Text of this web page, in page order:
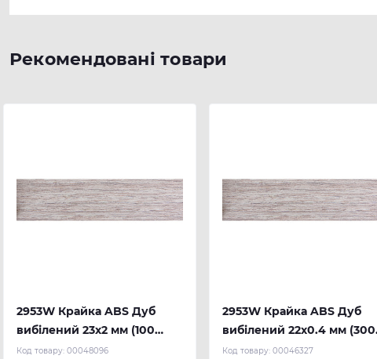
Рекомендовані товари
2953W Крайка ABS Дуб
вибілений 23х2 мм (100
м.п.) REHAU
Код товару: 00048096
2953W Крайка ABS Дуб
вибілений 22х0.4 мм (300
м.п.) REHAU
Код товару:00046327